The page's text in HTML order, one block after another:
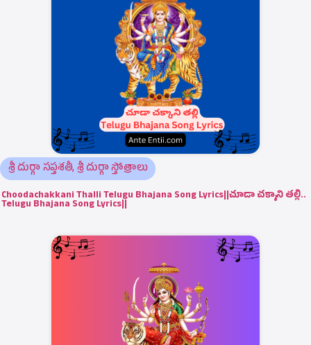
శ్రీ దుర్గా సప్తశతీ, శ్రీ దుర్గా స్తోత్రాలు
Choodachakkani Thalli Telugu Bhajana Song Lyrics||చూడా చక్కాని తల్లి..
Telugu Bhajana Song Lyrics||